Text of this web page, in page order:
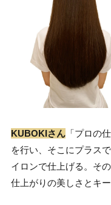
KUBOKIさん 「プロの
を行い、そこにプラス
イロンで仕上げる。そ
仕上がりの美しさとキ